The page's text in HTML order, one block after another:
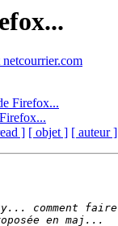
Firefox...
] [ objet ] [ auteur ]